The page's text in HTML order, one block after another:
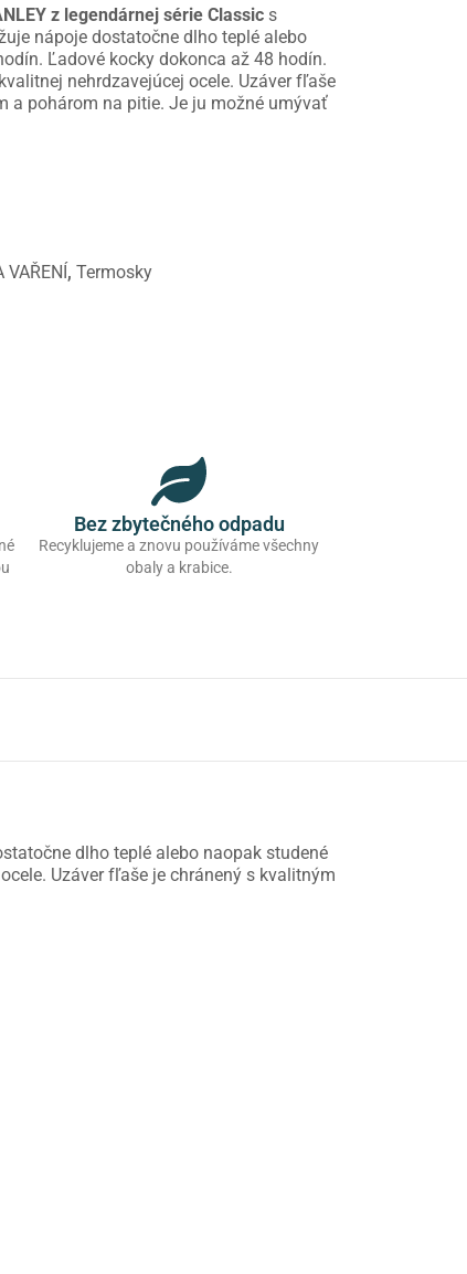
z legendárnej série Classic s
nápoje dostatočne dlho teplé alebo
Ľadové kocky dokonca až 48 hodín.
nehrdzavejúcej ocele. Uzáver fľaše
a pohárom na pitie. Je ju možné umývať
VAŘENÍ ,Termosky
Bez zbytečného odpadu
Recyklujeme a znovu používáme všechny
obaly a krabice.
dlho teplé alebo naopak studené
Uzáver fľaše je chránený s kvalitným